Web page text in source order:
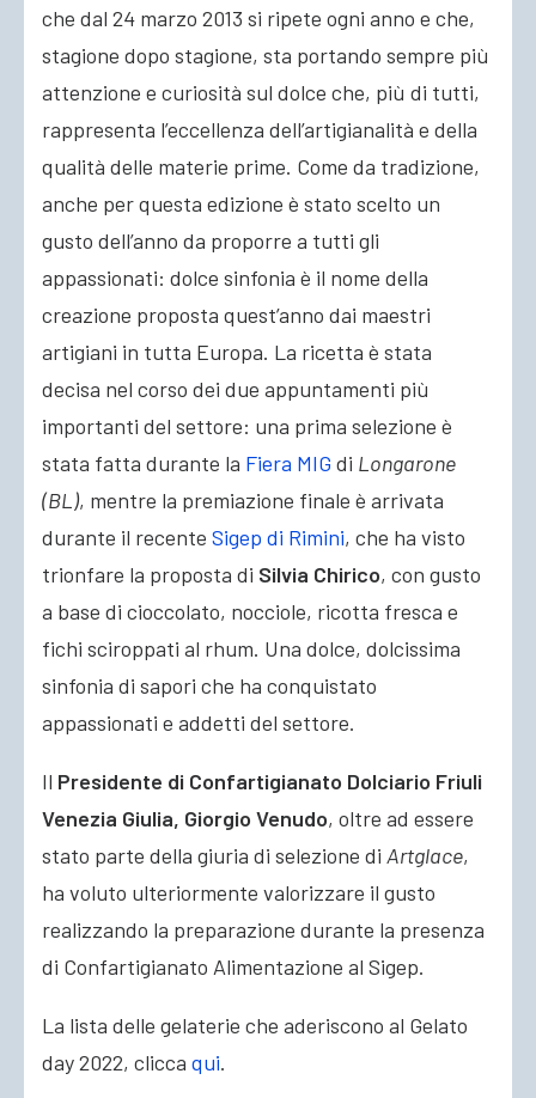
che dal 24 marzo 2013 si ripete ogni anno e che,
stagione dopo stagione, sta portando sempre più
attenzione e curiosità sul dolce che, più di tutti,
rappresenta l’eccellenza dell’artigianalità e della
qualità delle materie prime. Come da tradizione,
anche per questa edizione è stato scelto un
gusto dell’anno da proporre a tutti gli
appassionati: dolce sinfonia è il nome della
creazione proposta quest’anno dai maestri
artigiani in tutta Europa. La ricetta è stata
decisa nel corso dei due appuntamenti più
importanti del settore: una prima selezione è
stata fatta durante la Fiera MIG di Longarone
(BL), mentre la premiazione finale è arrivata
durante il recente Sigep di Rimini, che ha visto
trionfare la proposta di Silvia Chirico, con gusto
a base di cioccolato, nocciole, ricotta fresca e
fichi sciroppati al rhum. Una dolce, dolcissima
sinfonia di sapori che ha conquistato
appassionati e addetti del settore.
Il Presidente di Confartigianato Dolciario Friuli
Venezia Giulia, Giorgio Venudo, oltre ad essere
stato parte della giuria di selezione di Artglace,
ha voluto ulteriormente valorizzare il gusto
realizzando la preparazione durante la presenza
di Confartigianato Alimentazione al Sigep.
La lista delle gelaterie che aderiscono al Gelato
day 2022, clicca qui.